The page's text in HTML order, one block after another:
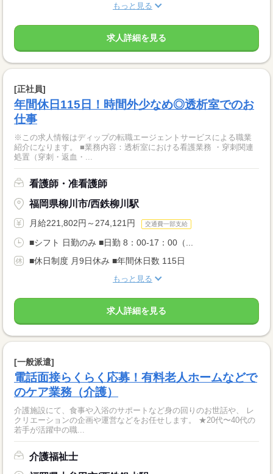
もっと見る
求人詳細を見る
[正社員]
年間休日115日！時間外少なめ◎透析室でのお
仕事
※この求人情報はディップの転職エージェントサービスによる職業
紹介になります。 ■業務内容：透析室における看護業務 ・穿刺関連
処置（穿刺・返血・...
看護師・准看護師
福岡県柳川市/西鉄柳川駅
月給221,802円～274,121円 交通費一部支給
■シフト 日勤のみ ■日勤 8：00-17：00（...
■休日制度 月9日休み ■年間休日数 115日
もっと見る
求人詳細を見る
[一般派遣]
電話面接らくらく応募！有料老人ホームなどで
のケア業務（介護）
介護施設にて、食事や入浴のサポートなど身の回りのお世話や、 レ
クリエーションの企画や運営などをお任せします。 ★20代〜40代の
若手が活躍中の職...
介護福祉士